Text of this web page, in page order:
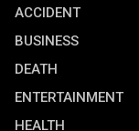
ACCIDENT
BUSINESS
DEATH
ENTERTAINMENT
HEALTH